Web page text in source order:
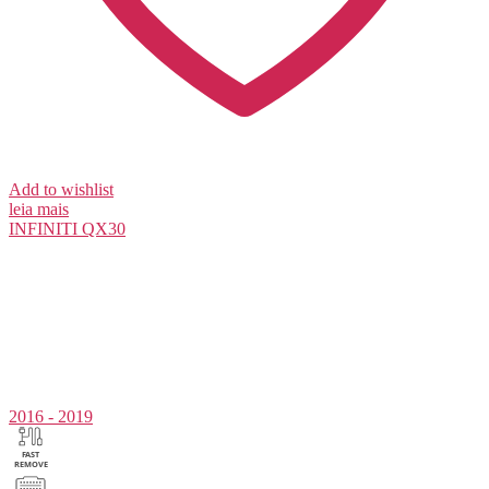
Add to wishlist
leia mais
INFINITI QX30
2016 - 2019